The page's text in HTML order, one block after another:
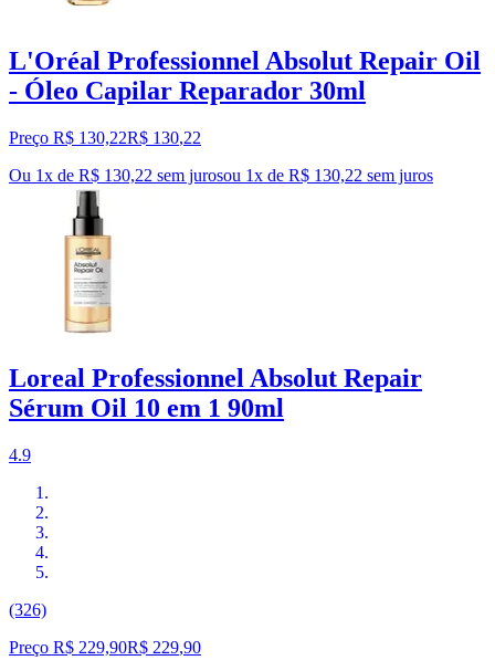
L'Oréal Professionnel Absolut Repair Oil
- Óleo Capilar Reparador 30ml
Preço R$ 130,22R$ 130,22
Ou 1x de R$ 130,22 sem jurosou 1x de R$ 130,22 sem juros
Loreal Professionnel Absolut Repair
Sérum Oil 10 em 1 90ml
4.9
(326)
Preço R$ 229,90R$ 229,90